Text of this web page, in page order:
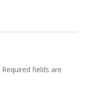
Required fields are